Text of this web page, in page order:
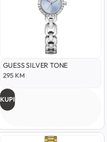
GUESS SILVER TONE
295 KM
KUPI